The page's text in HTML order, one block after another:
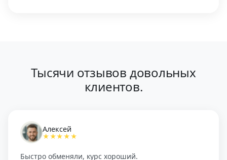
Тысячи отзывов довольных
клиентов.
Алексей
★★★★★
Быстро обменяли, курс хороший.